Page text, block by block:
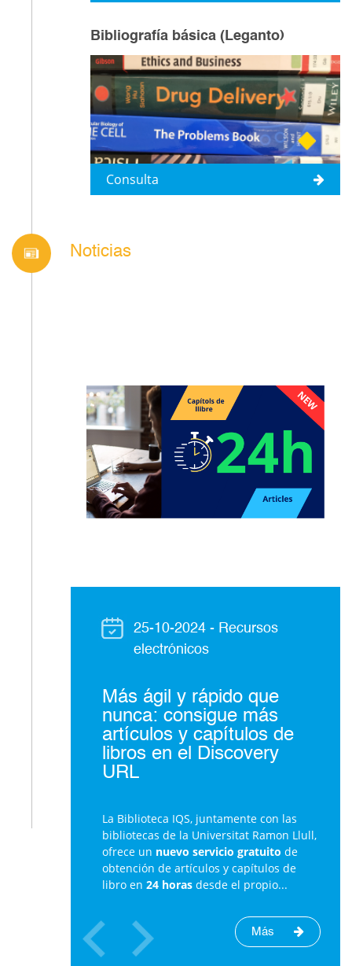
Bibliografía básica (Leganto)
Consulta
Noticias
25-10-2024 - Recursos
electrónicos
Más ágil y rápido que
nunca: consigue más
artículos y capítulos de
libros en el Discovery
URL
La Biblioteca IQS, juntamente con las
bibliotecas de la Universitat Ramon Llull,
ofrece un nuevo servicio gratuito de
obtención de artículos y capítulos de
libro en 24 horas desde el propio...
Más